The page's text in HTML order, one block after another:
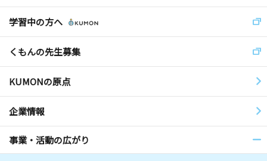
学習中の方へ
くもんの先生募集
KUMONの原点
企業情報
事業・活動の広がり